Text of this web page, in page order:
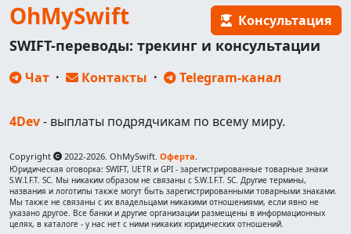
OhMySwift Консультация
SWIFT-переводы: трекинг и консультации
Чат · Контакты · Telegram-канал
4Dev- выплаты подрядчикам по всему миру.
Copyright 2022-2026. OhMySwift. Оферта.
Юридическая оговорка: SWIFT, UETR и GPI - зарегистрированные товарные знаки
S.W.I.F.T. SC. Мы никаким образом не связаны с S.W.I.F.T. SC. Другие термины,
названия и логотипы также могут быть зарегистрированными товарными знаками.
Мы также не связаны с их владельцами никакими отношениями, если явно не
указано другое. Все банки и другие организации размещены в информационных
целях, в каталоге - у нас нет с ними никаких юридических отношений.